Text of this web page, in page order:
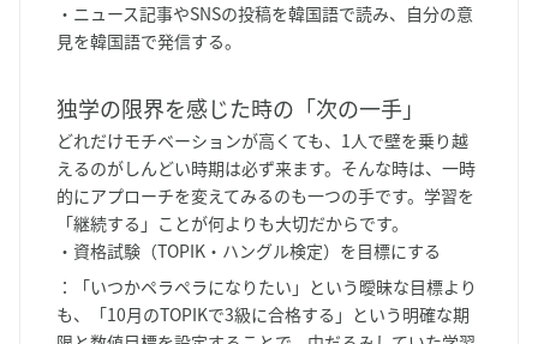
・ニュース記事やSNSの投稿を韓国語で読み、自分の意
見を韓国語で発信する。
独学の限界を感じた時の「次の一手」
どれだけモチベーションが高くても、1人で壁を乗り越
えるのがしんどい時期は必ず来ます。そんな時は、一時
的にアプローチを変えてみるのも一つの手です。学習を
「継続する」ことが何よりも大切だからです。
・資格試験（TOPIK・ハングル検定）を目標にする
：「いつかペラペラになりたい」という曖昧な目標より
も、「10月のTOPIKで3級に合格する」という明確な期